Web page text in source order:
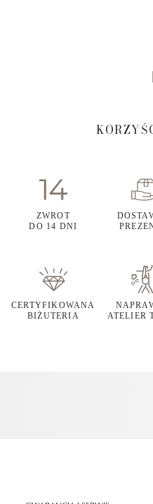
ZWROT
DO 14 DNI
CERTYFIKOWANA
BIŻUTERIA
ATELIER